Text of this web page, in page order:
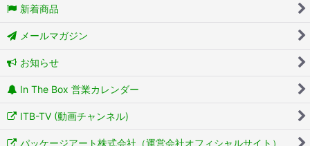
新着商品
メールマガジン
お知らせ
In The Box 営業カレンダー
ITB-TV (動画チャンネル)
パッケージアート株式会社（運営会社オフィシャルサイト）